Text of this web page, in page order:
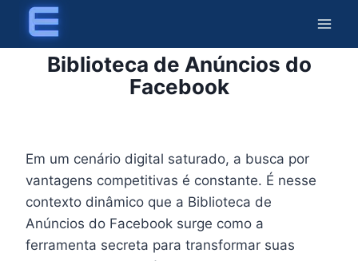
contentBiblioteca de Anúncios do
Facebook
Em um cenário digital saturado, a busca por
vantagens competitivas é constante. É nesse
contexto dinâmico que a Biblioteca de
Anúncios do Facebook surge como a
ferramenta secreta para transformar suas